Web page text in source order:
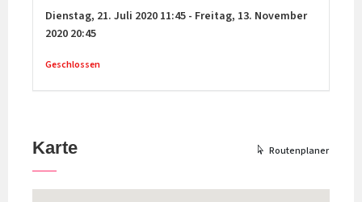
Dienstag, 21. Juli 2020 11:45 - Freitag, 13. November
2020 20:45
Geschlossen
Karte Routenplaner